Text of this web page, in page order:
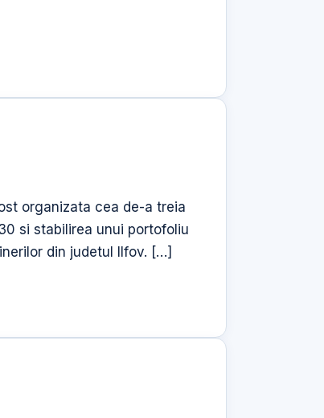
organizata cea de-a treia
si stabilirea unui portofoliu
din judetul Ilfov. […]